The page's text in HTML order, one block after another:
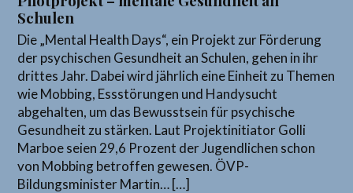
Schulen
Die „Mental Health Days“, ein Projekt zur Förderung
der psychischen Gesundheit an Schulen, gehen in ihr
drittes Jahr. Dabei wird jährlich eine Einheit zu Themen
wie Mobbing, Essstörungen und Handysucht
abgehalten, um das Bewusstsein für psychische
Gesundheit zu stärken. Laut Projektinitiator Golli
Marboe seien 29,6 Prozent der Jugendlichen schon
von Mobbing betroffen gewesen. ÖVP-
Bildungsminister Martin… […]